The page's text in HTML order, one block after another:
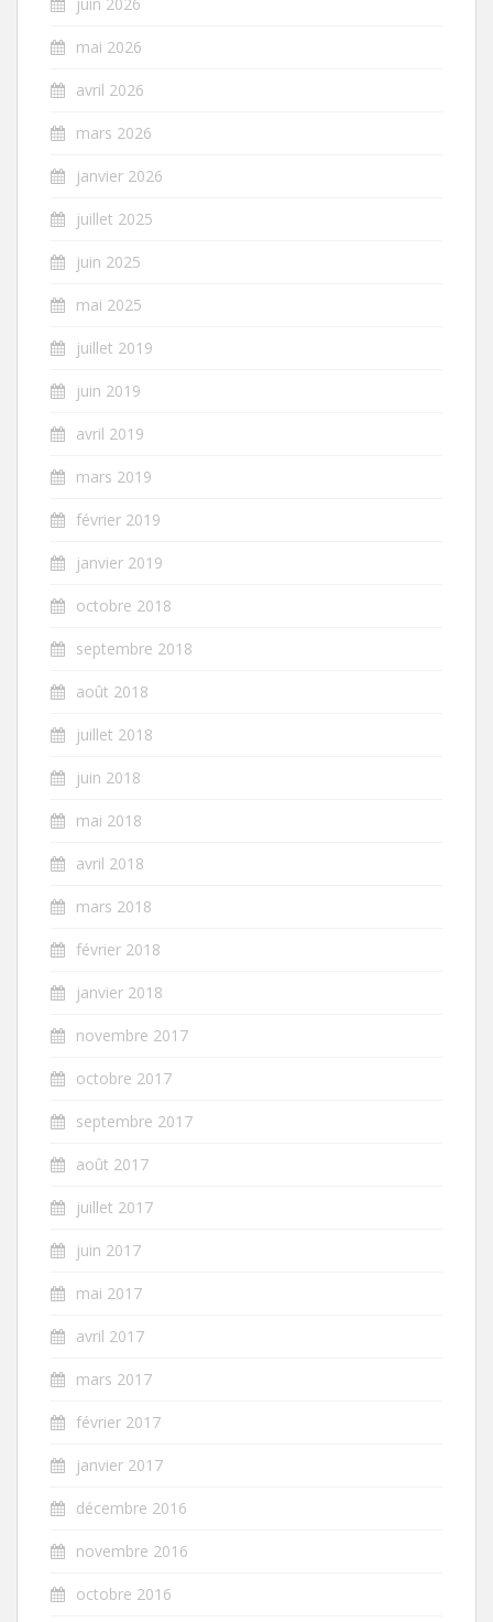
mai 2026
avril 2026
mars 2026
janvier 2026
juillet 2025
juin 2025
mai 2025
juillet 2019
juin 2019
avril 2019
mars 2019
février 2019
janvier 2019
octobre 2018
septembre 2018
août 2018
juillet 2018
juin 2018
mai 2018
avril 2018
mars 2018
février 2018
janvier 2018
novembre 2017
octobre 2017
septembre 2017
août 2017
juillet 2017
juin 2017
mai 2017
avril 2017
mars 2017
février 2017
janvier 2017
décembre 2016
novembre 2016
octobre 2016